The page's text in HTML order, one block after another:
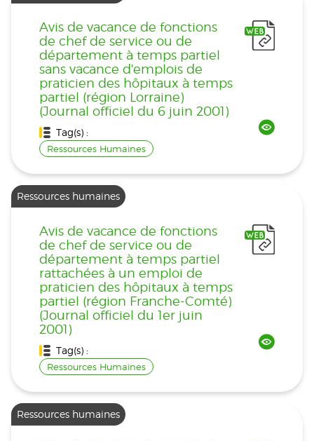
Avis de vacance de fonctions
de chef de service ou de
département à temps partiel
sans vacance d'emplois de
praticien des hôpitaux à temps
partiel (région Lorraine)
(Journal officiel du 6 juin 2001)
Tag(s) :
Ressources Humaines
Ressources humaines
Avis de vacance de fonctions
de chef de service ou de
département à temps partiel
rattachées à un emploi de
praticien des hôpitaux à temps
partiel (région Franche-Comté)
(Journal officiel du 1er juin
2001)
Tag(s) :
Ressources Humaines
Ressources humaines